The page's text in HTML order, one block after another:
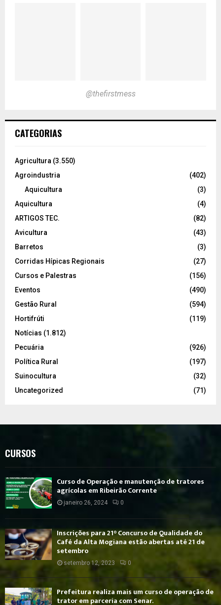
@thefirstmess
CATEGORIAS
Agricultura (3.550)
Agroindustria
(402)
Aquicultura
(3)
Aquicultura
(4)
ARTIGOS TEC.
(82)
Avicultura
(43)
Barretos
(3)
Corridas Hípicas Regionais
(27)
Cursos e Palestras
(156)
Eventos
(490)
Gestão Rural
(594)
Hortifrúti
(119)
Notícias (1.812)
Pecuária
(926)
Política Rural
(197)
Suinocultura
(32)
Uncategorized
(71)
CURSOS
Curso de Operação e manutenção de tratores
agrícolas em Ribeirão Corrente
janeiro 26, 2024 0
Inscrições para 21° Concurso de Qualidade do
Café da Alta Mogiana estão abertas até 21 de
setembro
setembro 12, 2023 0
Prefeitura realiza mais um curso de operação de
trator em parceria com Senar.